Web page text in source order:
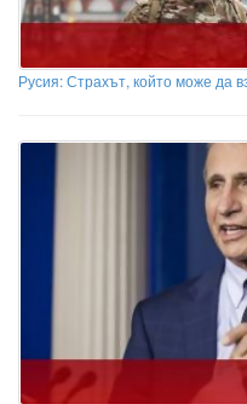
Русия: Страхът, който може да